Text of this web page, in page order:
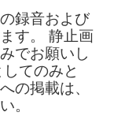
録音および
す。 静止画
でお願いし
てのみと
の掲載は、
。